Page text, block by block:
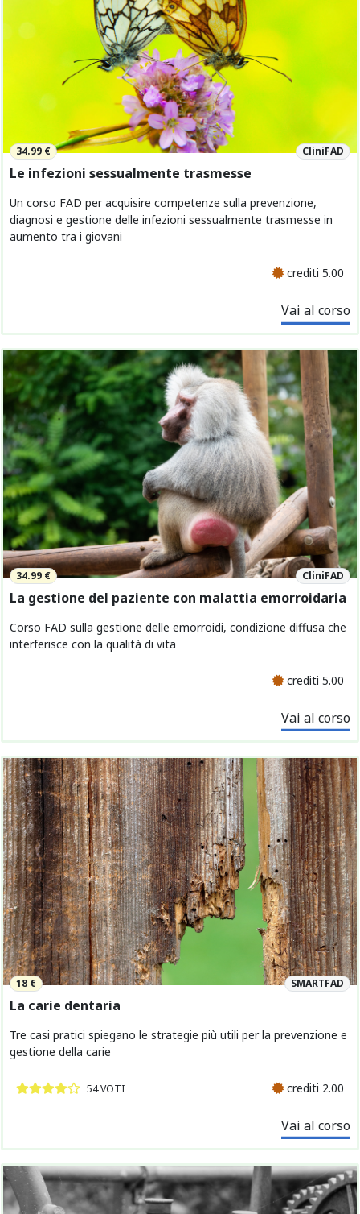
34.99 € CliniFAD
Le infezioni sessualmente trasmesse
Un corso FAD per acquisire competenze sulla prevenzione,
diagnosi e gestione delle infezioni sessualmente trasmesse in
aumento tra i giovani
crediti 5.00
Vai al corso
34.99 € CliniFAD
La gestione del paziente con malattia emorroidaria
Corso FAD sulla gestione delle emorroidi, condizione diffusa che
interferisce con la qualità di vita
crediti 5.00
Vai al corso
18 € SMARTFAD
La carie dentaria
Tre casi pratici spiegano le strategie più utili per la prevenzione e
gestione della carie
54 VOTI crediti 2.00
Vai al corso